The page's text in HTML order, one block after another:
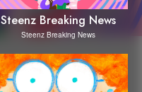
Steenz Breaking News
Steenz Breaking News